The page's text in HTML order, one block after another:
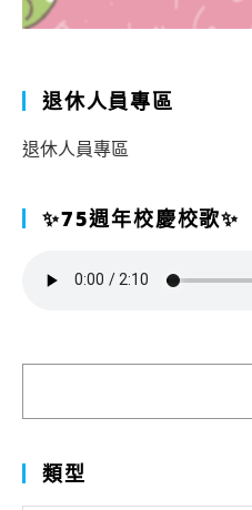
退休人員專區
退休人員專區
✨75週年校慶校歌✨
類型